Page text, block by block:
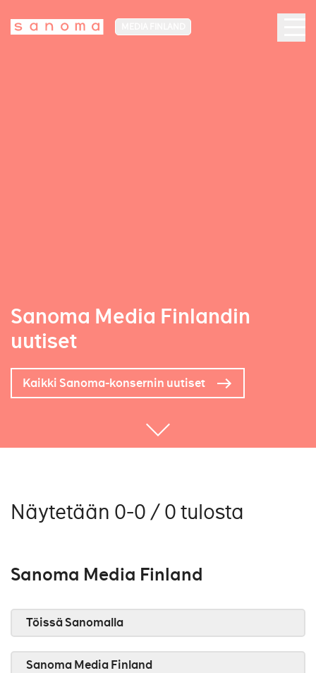
Sanoma Media Finlandin
uutiset
Kaikki Sanoma-konsernin uutiset
Näytetään 0-0 / 0 tulosta
Sanoma Media Finland
Töissä Sanomalla
Sanoma Media Finland